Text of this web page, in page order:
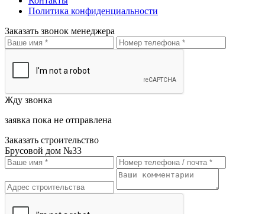
Политика конфиденциальности
Заказать звонок менеджера
Жду звонка
заявка пока не отправлена
Заказать строительство
Брусовой дом №33